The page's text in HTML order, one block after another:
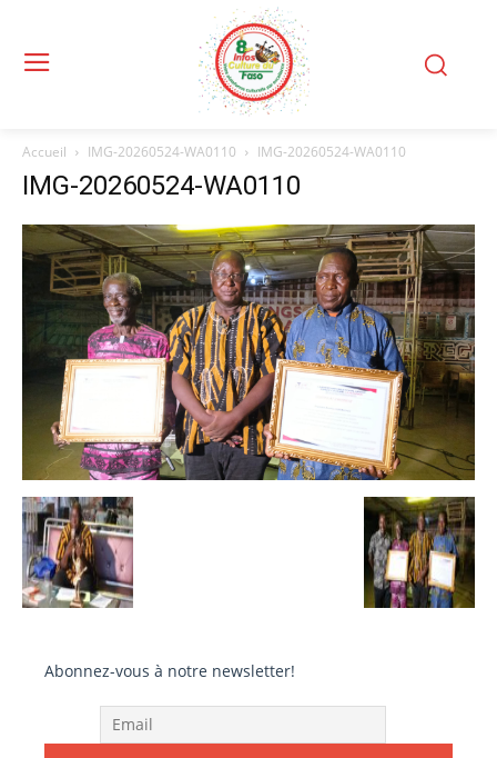
Accueil IMG-20260524-WA0110 IMG-20260524-WA0110
IMG-20260524-WA0110
Abonnez-vous à notre newsletter!